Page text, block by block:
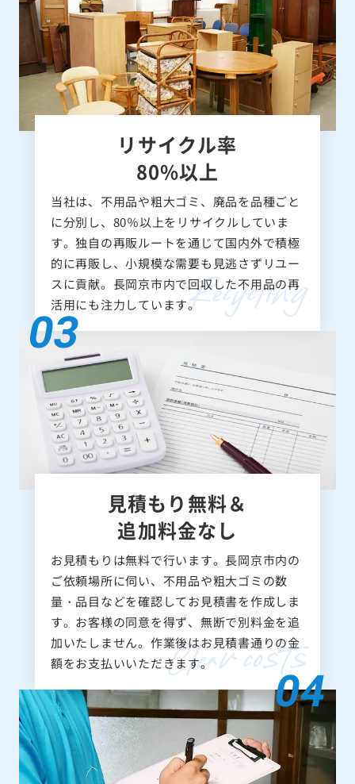
リサイクル率
80%以上
当社は、不用品や粗大ゴミ、廃品を品種ごと
に分別し、80％以上をリサイクルしていま
す。独自の再販ルートを通じて国内外で積極
的に再販し、小規模な需要も見逃さずリユー
スに貢献。長岡京市内で回収した不用品の再
活用にも注力しています。
見積もり無料＆
追加料金なし
お見積もりは無料で行います。長岡京市内の
ご依頼場所に伺い、不用品や粗大ゴミの数
量・品目などを確認してお見積書を作成しま
す。お客様の同意を得ず、無断で別料金を追
加いたしません。作業後はお見積書通りの金
額をお支払いいただきます。